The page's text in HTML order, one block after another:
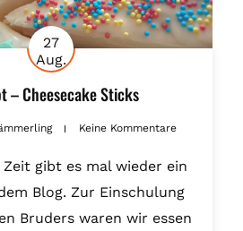
27
Aug.
– Cheesecake Sticks
Keine Kommentare
gibt es mal wieder ein
Blog. Zur Einschulung
Bruders waren wir essen